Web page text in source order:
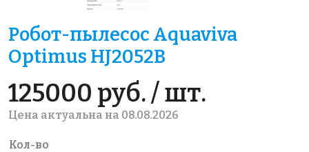
Робот-пылесос Aquaviva
Optimus HJ2052B
125000 руб. / шт.
Цена актуальна на 08.08.2026
Кол-во